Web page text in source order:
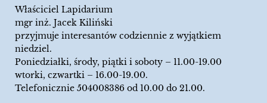
Właściciel Lapidarium
mgr inż. Jacek Kiliński
przyjmuje interesantów codziennie z wyjątkiem
niedziel.
Poniedziałki, środy, piątki i soboty – 11.00-19.00
wtorki, czwartki – 16.00-19.00.
Telefonicznie 504008386 od 10.00 do 21.00.